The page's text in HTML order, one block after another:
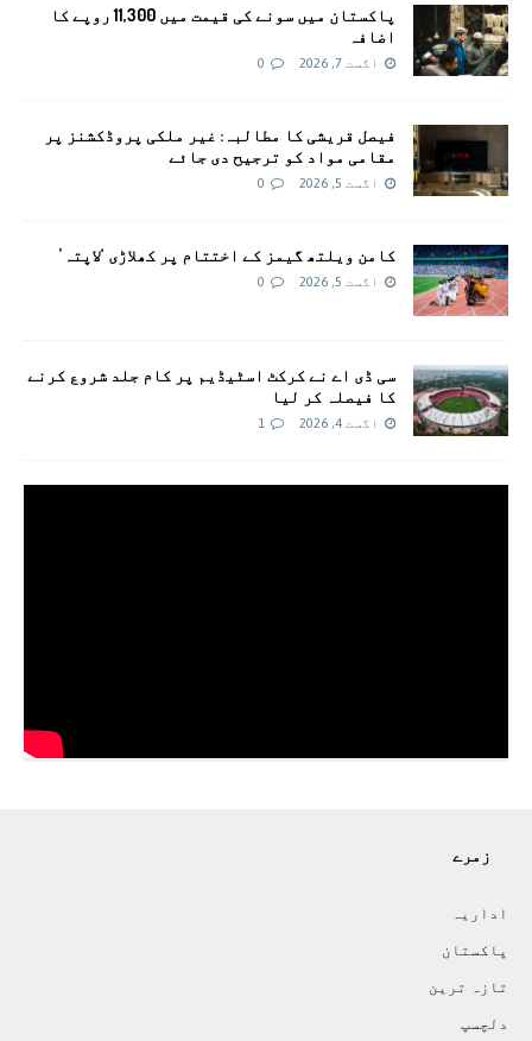
پاکستان میں سونے کی قیمت میں 11,300 روپے کا
اضافہ
اگست 7, 2026 0
فیصل قریشی کا مطالبہ: غیر ملکی پروڈکشنز پر
مقامی مواد کو ترجیح دی جائے
اگست 5, 2026 0
کامن ویلتھ گیمز کے اختتام پر کھلاڑی ‘لاپتہ’
اگست 5, 2026 0
سی ڈی اے نے کرکٹ اسٹیڈیم پر کام جلد شروع کرنے
کا فیصلہ کر لیا
اگست 4, 2026 1
زمرے
اداريہ
پاکستان
تازہ ترين
دلچسپ